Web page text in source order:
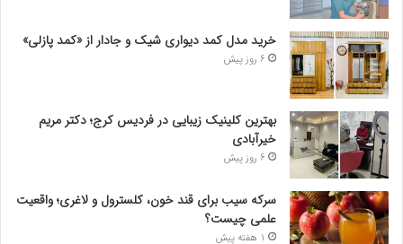
خوراک ورودی‌ها
خوراک دیدگاه‌ها
وردپرس
نوشته های تازه
5 روز پیش